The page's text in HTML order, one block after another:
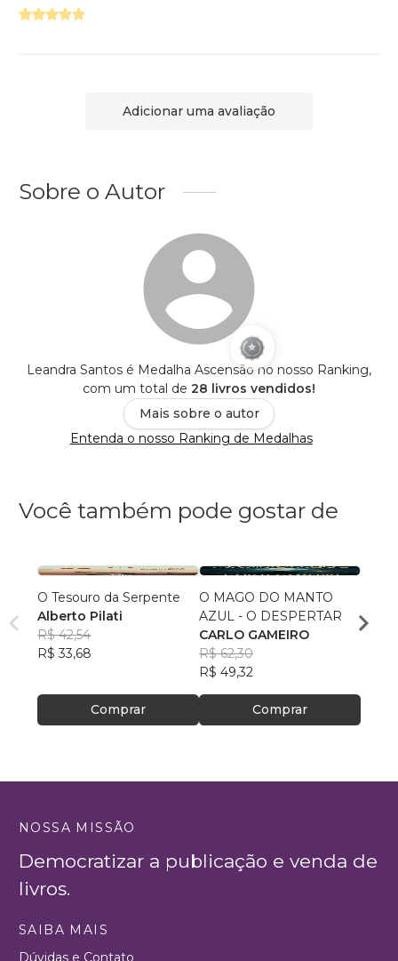
Adicionar uma avaliação
Sobre o Autor
Leandra Santos é Medalha Ascensão no nosso Ranking,
com um total de 28 livros vendidos!
Mais sobre o autor
Entenda o nosso Ranking de Medalhas
Você também pode gostar de
O Tesouro da Serpente
Alberto Pilati
R$ 42,54
R$ 33,68
Comprar
O MAGO DO MANTO
AZUL - O DESPERTAR
CARLO GAMEIRO
R$ 62,30
R$ 49,32
Comprar
R$
NOSSA MISSÃO
Democratizar a publicação e venda de
livros.
SAIBA MAIS
Dúvidas e Contato